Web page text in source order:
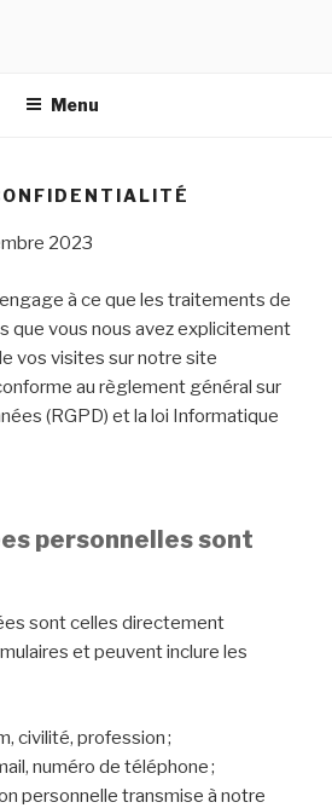
Menu
2023
à ce que les traitements de
que vous nous avez explicitement
vos visites sur notre site
au règlement général sur
(RGPD) et la loi Informatique
personnelles sont
sont celles directement
et peuvent inclure les
civilité, profession ;
numéro de téléphone ;
personnelle transmise à notre